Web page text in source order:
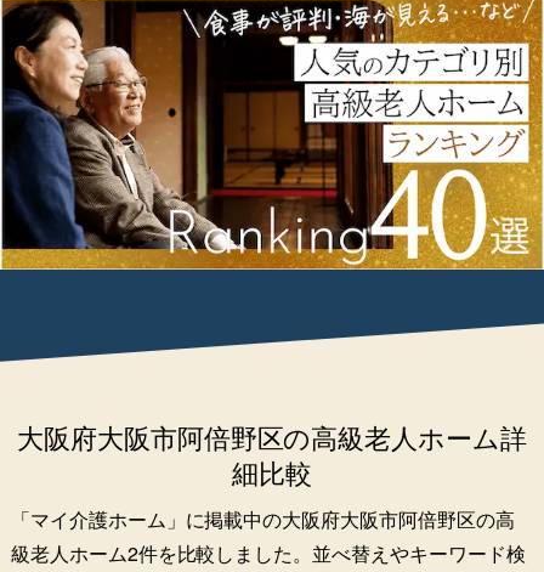
大阪府大阪市阿倍野区の高級老人ホーム詳
細比較
「マイ介護ホーム」に掲載中の大阪府大阪市阿倍野区の高
級老人ホーム2件を比較しました。並べ替えやキーワード検